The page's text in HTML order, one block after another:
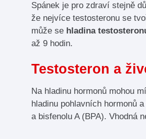
Spánek je pro zdraví stejně
že nejvíce testosteronu se
může se hladina
až 9 hodin.
Testosteron a
Na hladinu hormonů mohou
hladinu pohlavních hormonů
a bisfenolu A (BPA). Vhodná